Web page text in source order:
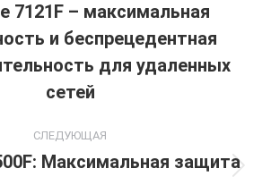
Предыдущая
запись:
7121F – максимальная
и беспрецедентная
для удаленных
сетей
СЛЕДУЮЩАЯ
Максимальная защита